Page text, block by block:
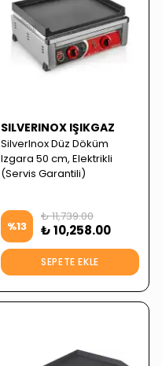
SILVERINOX IŞIKGAZ
SilverInox Düz Döküm
Izgara 50 cm, Elektrikli
(Servis Garantili)
%13
₺ 11,739.00
₺ 10,258.00
SEPETE EKLE